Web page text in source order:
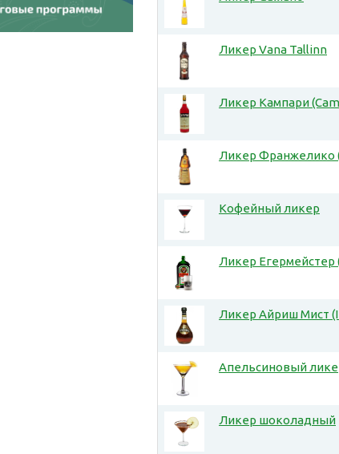
Ликер Vana Tallinn
Ликер Кампари
Ликер Франжелико
Кофейный ликер
Ликер Егермейстер
Ликер Айриш Мист
Апельсиновый
Ликер шоколадный